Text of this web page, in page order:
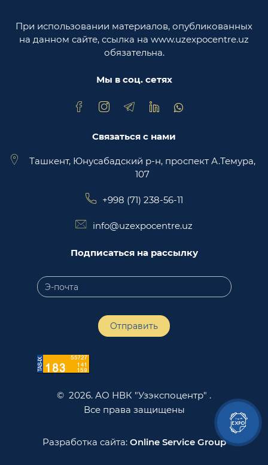
Министерство юстиции Республики
Узбекистан
торговая площадка Trade Uzbekistan
При использовании материалов, опубликованных
на данном сайте, ссылка на www.uzexpocentre.uz
обязательна.
Мы в соц. сетях
Связаться с нами
Ташкент, Юнусабадский р-н, проспект А.Темура,
107
+998 (71) 238-56-11
info@uzexpocentre.uz
Подписаться на рассылку
Отправить
© 2026. АО НВК "Узэкспоцентр" .
Все права защищены
Разработка сайта: Online Service Group